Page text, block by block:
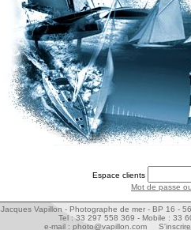
Espace clients
Mot de passe
Jacques Vapillon - Photographe de mer - BP 16 -
Tel : 33 297 558 369 - Mobile : 33
e-mail : photo@vapillon.com